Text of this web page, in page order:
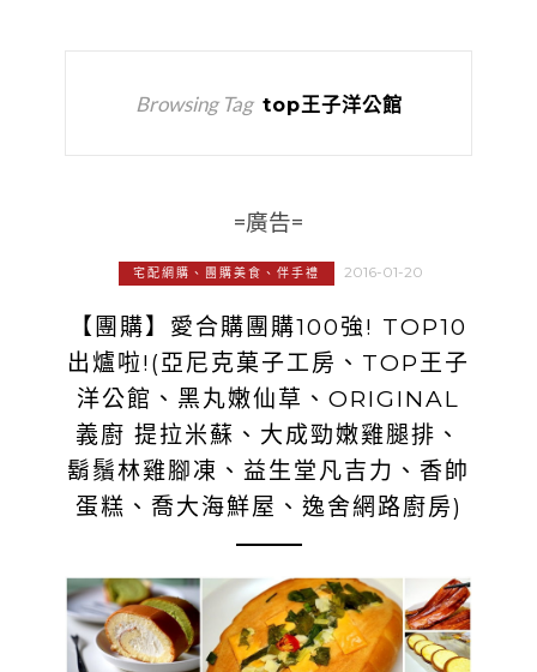
Browsing Tag top王子洋公館
=廣告=
宅配網購、團購美食、伴手禮 2016-01-20
【團購】愛合購團購100強! TOP10
出爐啦!(亞尼克菓子工房、TOP王子
洋公館、黑丸嫩仙草、ORIGINAL
義廚 提拉米蘇、大成勁嫩雞腿排、
鬍鬚林雞腳凍、益生堂凡吉力、香帥
蛋糕、喬大海鮮屋、逸舍網路廚房)